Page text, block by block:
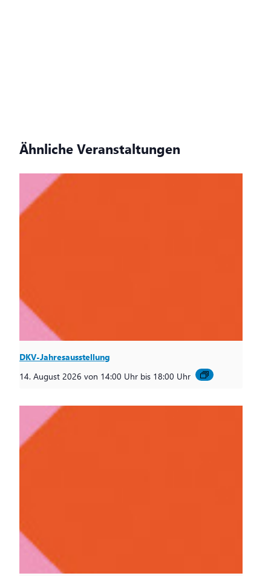
Ähnliche Veranstaltungen
DKV-Jahresausstellung
14. August 2026 von 14:00 Uhr bis 18:00 Uhr